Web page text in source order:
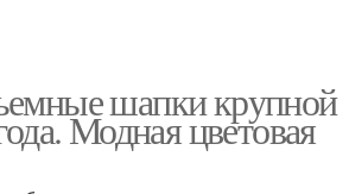
шапки крупной
Модная цветовая